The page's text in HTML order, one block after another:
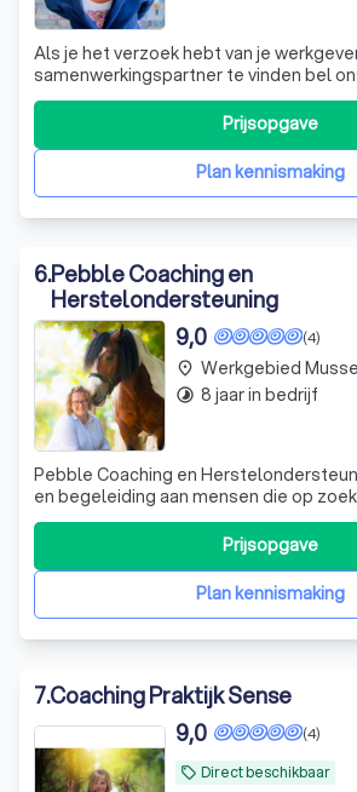
Als je het verzoek hebt van je
samenwerkingspartner te vinden bel
alleen bedrijfstrainers en coaches dus
particulieren aanvragen :-)
Plan kennismaking
Prijsopgave
6.Pebble Coaching en
Herstelondersteuning
(4)
9,0
Pebble Coaching en
en begeleiding aan mensen die op
en persoonlijke ontwikkeling. Wij
potentieel heeft om zichzelf verder te
na periodes van stress, trauma of
Door middel van c
Plan kennismaking
Prijsopgave
place Werkgebied
timelapse 8 jaar in bedrijf
7.Coaching Praktijk Sense
local_offer Direct beschikbaar
(4)
9,0